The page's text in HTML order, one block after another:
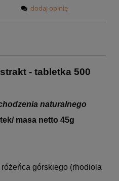
dodaj opinię
- tabletka 500
naturalnego
masa netto 45g
górskiego (rhodiola